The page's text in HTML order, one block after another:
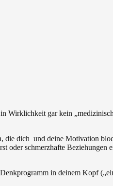
Wirklichkeit gar kein
die dich und deine Motivation
oder schmerzhafte Beziehungen
in deinem Kopf